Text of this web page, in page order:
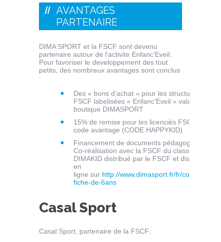
AVANTAGES
PARTENAIRE
DIMA SPORT et la FSCF sont devenu
partenaire autour de l'activite Enfanc'Eveil.
Pour favoriser le developpement des tout
petits, des nombreux avantages sont conclus
:
Des « bons d’achat » pour les structures
FSCF labelisées « Enfanc’Eveil » valables en
boutique DIMASPORT
15% de remise pour les licenciés FSCF via
code avantage (CODE HAPPYKID)
Financement de documents pédagogiques :
Co-réalisation avec la FSCF du classeur
DIMAKID distribué par le FSCF et disponible
en
ligne sur http://www.dimasport.fr/fr/content/44-
fiche-de-6ans
Casal Sport
Casal Sport, partenaire de la FSCF: